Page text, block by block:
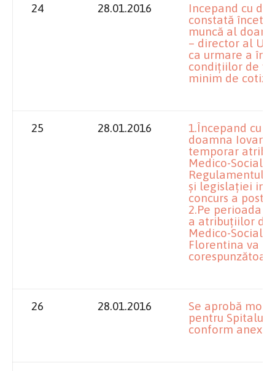
24 28.01.2016
Incepand cu
constată
muncă al
– director al
ca urmare a
condițiilor de
minim de
25 28.01.2016
1.Începand cu
doamna Iovan
temporar
Medico-
și legislației
concurs a
2.Pe perioada
a atribuțiilor de
Medico-Sociale
Florentina va
26 28.01.2016
Se aprobă
pentru Spitalul
conform